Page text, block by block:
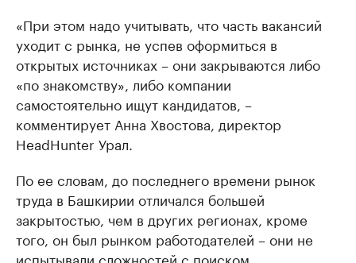
«При этом надо учитывать, что часть вакансий
уходит с рынка, не успев оформиться в
открытых источниках – они закрываются либо
«по знакомству», либо компании
самостоятельно ищут кандидатов, –
комментирует Анна Хвостова, директор
HeadHunter Урал.
По ее словам, до последнего времени рынок
труда в Башкирии отличался большей
закрытостью, чем в других регионах, кроме
того, он был рынком работодателей – они не
испытывали сложностей с поиском